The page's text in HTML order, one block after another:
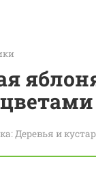
Деревья и